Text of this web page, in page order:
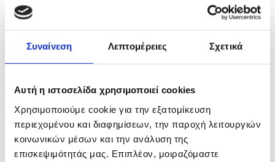
Συναίνεση Λεπτομέρειες Σχετικά
Αυτή η ιστοσελίδα χρησιμοποιεί cookies
Χρησιμοποιούμε cookie για την εξατομίκευση
περιεχομένου και διαφημίσεων, την παροχή λειτουργιών
κοινωνικών μέσων και την ανάλυση της
επισκεψιμότητάς μας. Επιπλέον, μοιραζόμαστε
πριν μία ώρα
Δ.Πάφου : «Η δημόσια ασφάλεια δεν είναι...
πριν μία ώρα
Ιερά Μονή Αγίου Νεοφύτου: Διευκρινίσεις για το...
πριν μία ώρα
Drone εξερράγη στον εναέριο χώρο της Βουλγαρίας,